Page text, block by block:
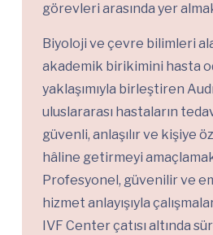
görevleri arasında yer
Biyoloji ve çevre bilimleri
akademik birikimini hasta
yaklaşımıyla birleştiren
uluslararası hastaların
güvenli, anlaşılır ve kişiye
hâline getirmeyi
Profesyonel, güvenilir ve
hizmet anlayışıyla
IVF Center çatısı altında